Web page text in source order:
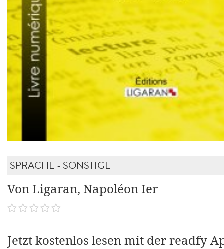
SPRACHE - SONSTIGE
Von Ligaran, Napoléon Ier
Jetzt kostenlos lesen mit der readfy